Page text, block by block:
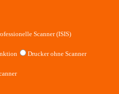
Scanner (ISIS)
Drucker ohne Scanner